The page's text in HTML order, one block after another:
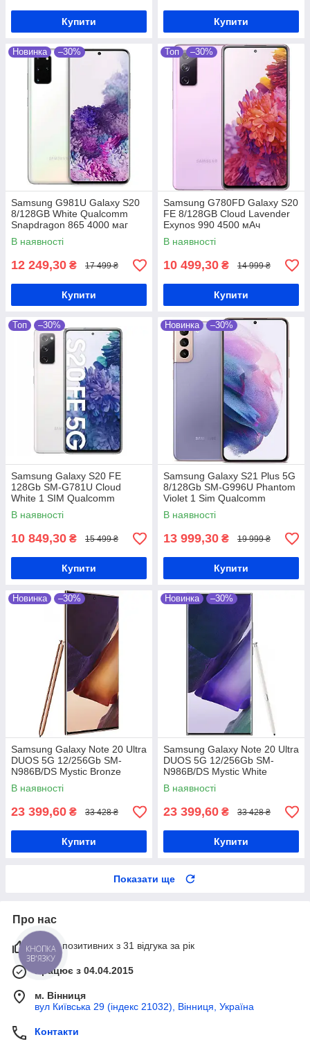
Купити Купити
Новинка –30%
Samsung G981U Galaxy S20
8/128GB White Qualcomm
Snapdragon 865 4000 маг
В наявності
12 249,30 ₴ 17 499 ₴
Купити
Топ –30%
Samsung G780FD Galaxy S20
FE 8/128GB Cloud Lavender
Exynos 990 4500 мАч
В наявності
10 499,30 ₴ 14 999 ₴
Купити
Топ –30%
Samsung Galaxy S20 FE
128Gb SM-G781U Cloud
White 1 SIM Qualcomm
Snapdragon 865 4500 мАг
В наявності
10 849,30 ₴ 15 499 ₴
Купити
Новинка –30%
Samsung Galaxy S21 Plus 5G
8/128Gb SM-G996U Phantom
Violet 1 Sim Qualcomm
Snapdragon 888 4800 мАг
В наявності
13 999,30 ₴ 19 999 ₴
Купити
Новинка –30%
Samsung Galaxy Note 20 Ultra
DUOS 5G 12/256Gb SM-
N986B/DS Mystic Bronze
Samsung Exynos 990 + 4300
мАг
В наявності
23 399,60 ₴ 33 428 ₴
Купити
Новинка –30%
Samsung Galaxy Note 20 Ultra
DUOS 5G 12/256Gb SM-
N986B/DS Mystic White
Samsung Exynos 990 + 4300
мАг
В наявності
23 399,60 ₴ 33 428 ₴
Купити
Показати ще
Про нас
100% позитивних з 31 відгука за рік
Працює з 04.04.2015
м. Вінниця
вул Київська 29 (індекс 21032), Вінниця, Україна
Контакти
КНОПКА
ЗВ'ЯЗКУ